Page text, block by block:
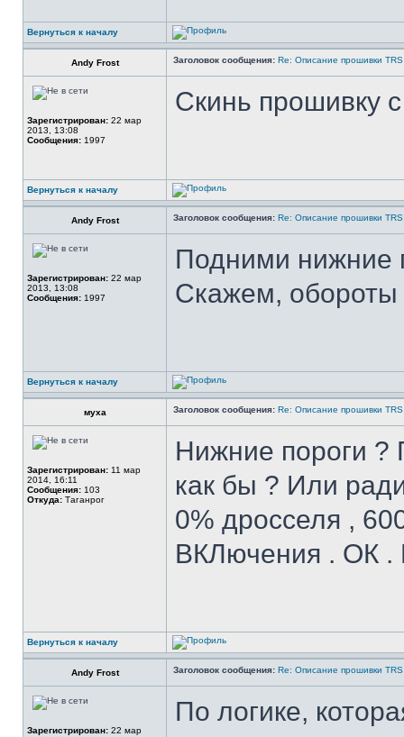
Вернуться к началу
Andy Frost Заголовок сообщения: Re: Описание прошивки
Зарегистрирован: 22 мар
2013, 13:08
Сообщения: 1997
Скинь прошивку
Вернуться к началу
Andy Frost Заголовок сообщения: Re: Описание прошивки
Зарегистрирован: 22 мар
2013, 13:08
Сообщения: 1997
Подними нижние
Скажем,
Вернуться к началу
муха Заголовок сообщения: Re: Описание прошивки
Зарегистрирован: 11 мар
2014, 16:11
Сообщения: 103
Откуда: Таганрог
Нижние пороги ?
как бы ? Или
0% дросселя ,
ВКЛючения . ОК .
Вернуться к началу
Andy Frost Заголовок сообщения: Re: Описание прошивки
Зарегистрирован: 22 мар
По логике,